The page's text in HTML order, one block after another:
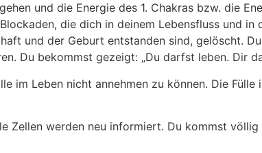
und die Energie des 1. Chakras bzw. die
die dich in deinem Lebensfluss und in
und der Geburt entstanden sind, gelöscht.
Du bekommst gezeigt: „Du darfst leben. Dir
im Leben nicht annehmen zu können. Die
Zellen werden neu informiert. Du kommst